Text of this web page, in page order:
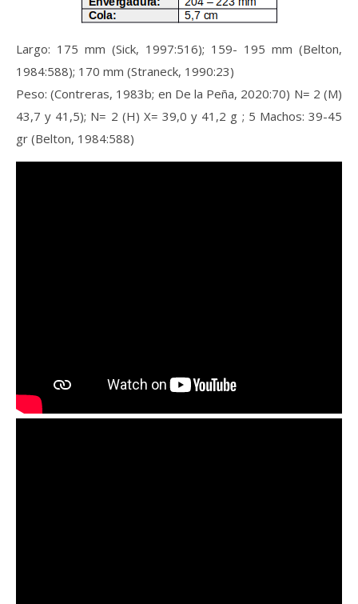
Largo: 175 mm (Sick, 1997:516); 159- 195 mm (Belton,
1984:588); 170 mm (Straneck, 1990:23)
Peso: (Contreras, 1983b; en De la Peña, 2020:70) N= 2 (M)
43,7 y 41,5); N= 2 (H) X= 39,0 y 41,2 g ; 5 Machos: 39-45
gr (Belton, 1984:588)